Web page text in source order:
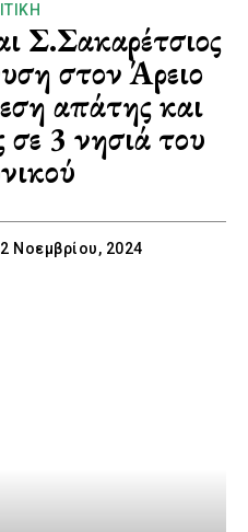
Σ.Σακαρέτσιος
στον Άρειο
απάτης και
3 νησιά του
Νοεμβρίου, 2024